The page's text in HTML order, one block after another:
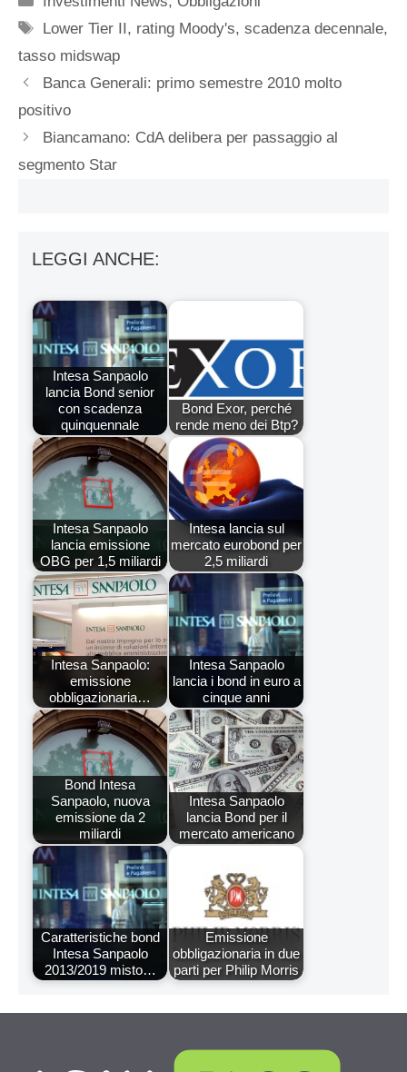
Tag
Lower Tier II, rating Moody's,scadenza decennale,
tasso midswap
Banca Generali: primo semestre 2010 molto
positivo
Biancamano: CdA delibera per passaggio al
segmento Star
LEGGI ANCHE:
Intesa Sanpaolo
lancia Bond senior
con scadenza
quinquennale
Bond Exor, perché
rende meno dei Btp?
Intesa Sanpaolo
lancia emissione
OBG per 1,5 miliardi
Intesa lancia sul
mercato eurobond per
2,5 miliardi
Intesa Sanpaolo:
emissione
obbligazionaria…
Intesa Sanpaolo
lancia i bond in euro a
cinque anni
Bond Intesa
Sanpaolo, nuova
emissione da 2
miliardi
Intesa Sanpaolo
lancia Bond per il
mercato americano
Caratteristiche bond
Intesa Sanpaolo
2013/2019 misto…
Emissione
obbligazionaria in due
parti per Philip Morris